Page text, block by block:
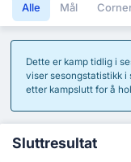
Alle Mål
Dette er kamp tidlig i
viser sesongstatistikk i
etter kampslutt for å
Sluttresultat